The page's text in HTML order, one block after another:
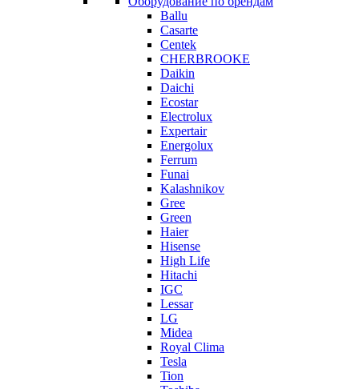
Ballu
Casarte
Centek
CHERBROOKE
Daikin
Daichi
Ecostar
Electrolux
Expertair
Energolux
Ferrum
Funai
Kalashnikov
Gree
Grеen
Haier
Hisense
High Life
Hitachi
IGC
Lessar
LG
Midea
Royal Clima
Tesla
Tion